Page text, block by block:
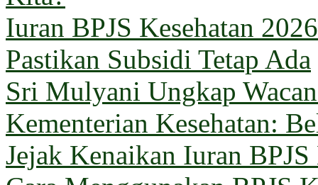
Iuran BPJS Kesehatan
Pastikan Subsidi Tetap Ada
Sri Mulyani Ungkap
Kementerian Kesehatan:
Jejak Kenaikan Iuran